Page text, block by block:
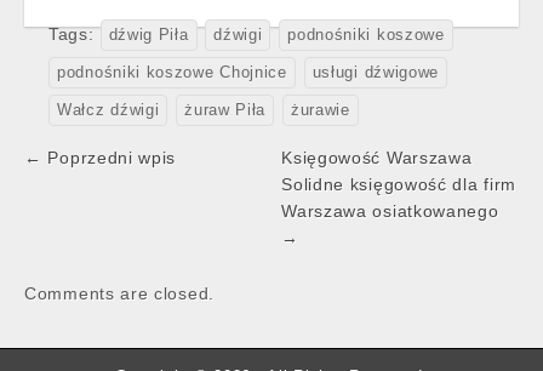
Tags: dźwig Piła dźwigi podnośniki koszowe
podnośniki koszowe Chojnice usługi dźwigowe
Wałcz dźwigi żuraw Piła żurawie
Post
← Poprzedni wpis
Księgowość Warszawa
Solidne księgowość dla firm
Warszawa osiatkowanego
→
Comments are closed.